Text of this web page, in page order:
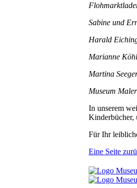
Sabine und
Harald
Marianne
Martina
Museum
In unserem
Kinderbücher,
Für Ihr
Eine Seite